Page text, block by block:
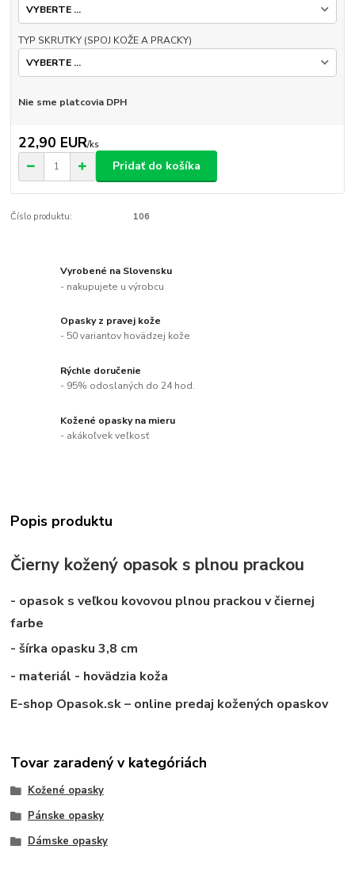
TYP SKRUTKY (SPOJ KOŽE A PRACKY)
Nie sme platcovia DPH
22,90 EUR/ks
Pridať do košíka
Číslo produktu: 106
Vyrobené na Slovensku
- nakupujete u výrobcu
Opasky z pravej kože
- 50 variantov hovädzej kože
Rýchle doručenie
- 95% odoslaných do 24 hod.
Kožené opasky na mieru
- akákoľvek veľkosť
Popis produktu
Čierny kožený opasok s plnou prackou
- opasok s veľkou kovovou plnou prackou v čiernej
farbe
- šírka opasku 3,8 cm
- materiál - hovädzia koža
E-shop Opasok.sk – online predaj kožených opaskov
Tovar zaradený v kategóriách
Kožené opasky
Pánske opasky
Dámske opasky